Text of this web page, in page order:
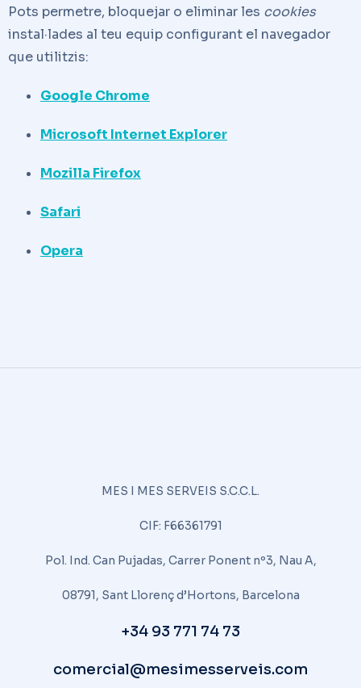
Pots permetre, bloquejar o eliminar les cookies
instal·lades al teu equip configurant el navegador
que utilitzis:
Google Chrome
Microsoft Internet Explorer
Mozilla Firefox
Safari
Opera
MES I MES SERVEIS S.C.C.L.
CIF: F66361791
Pol. Ind. Can Pujadas, Carrer Ponent nº3, Nau A,
08791, Sant Llorenç d’Hortons, Barcelona
+34 93 771 74 73
comercial@mesimesserveis.com